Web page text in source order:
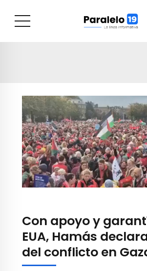
Con apoyo y
EUA, Hamás
del conflicto en